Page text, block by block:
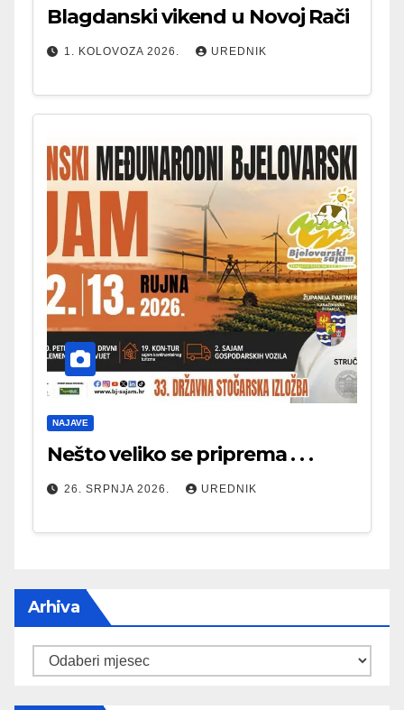
Blagdanski vikend u Novoj Rači
1. KOLOVOZA 2026. UREDNIK
NAJAVE
Nešto veliko se priprema . . .
26. SRPNJA 2026. UREDNIK
Arhiva
Arhiva